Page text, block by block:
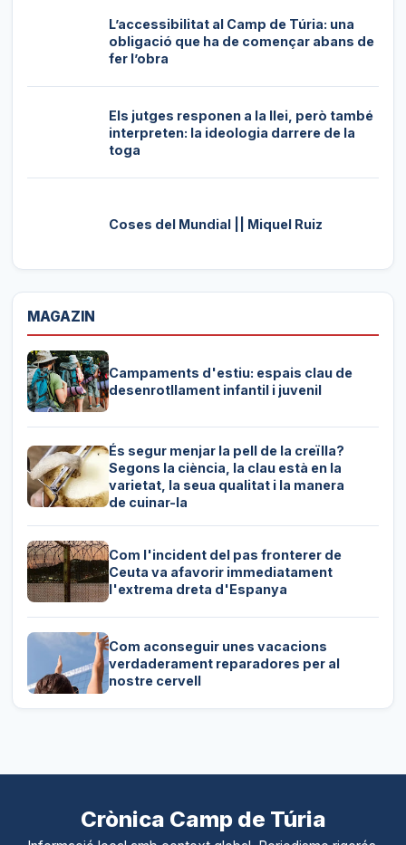
L’accessibilitat al Camp de Túria: una
obligació que ha de començar abans de
fer l’obra
Els jutges responen a la llei, però també
interpreten: la ideologia darrere de la
toga
Coses del Mundial || Miquel Ruiz
MAGAZIN
Campaments d'estiu: espais clau de
desenrotllament infantil i juvenil
És segur menjar la pell de la creïlla?
Segons la ciència, la clau està en la
varietat, la seua qualitat i la manera
de cuinar-la
Com l'incident del pas fronterer de
Ceuta va afavorir immediatament
l'extrema dreta d'Espanya
Com aconseguir unes vacacions
verdaderament reparadores per al
nostre cervell
Crònica Camp de Túria